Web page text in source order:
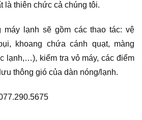
là thiên chức cả chúng tôi.
máy lạnh sẽ gồm các thao tác: vệ
khoang chứa cánh quạt, màng
lạnh,…), kiểm tra vỏ máy, các điểm
thông gió của dàn nóng/lạnh.